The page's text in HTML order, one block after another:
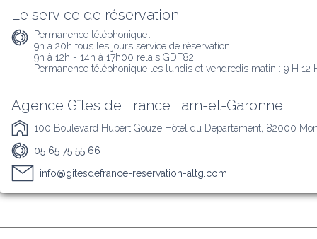
Le service de réservation
Permanence téléphonique :
9h à 20h tous les jours service de réservation
9h à 12h - 14h à 17h00 relais GDF82
Permanence téléphonique les lundis et vendredis matin : 9 H 12
Agence Gîtes de France Tarn-et-Garonne
100 Boulevard Hubert Gouze Hôtel du Département, 82000
05 65 75 55 66
info@gitesdefrance-reservation-altg.com